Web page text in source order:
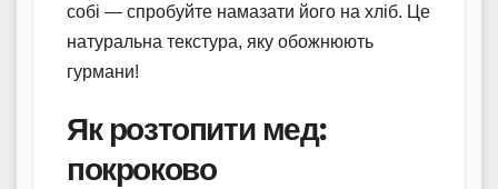
собі — спробуйте намазати його на хліб. Це
натуральна текстура, яку обожнюють
гурмани!
Як розтопити мед:
покроково